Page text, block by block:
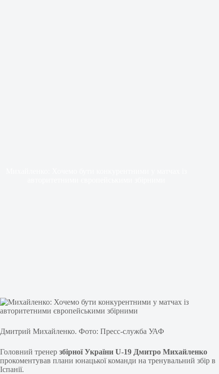
Дмитрий Михайленко. Фото: Пресс-служба УАФ
Головний тренер збірної України U-19 Дмитро Михайленко
прокоментував плани юнацької команди на тренувальний збір в
Іспанії.